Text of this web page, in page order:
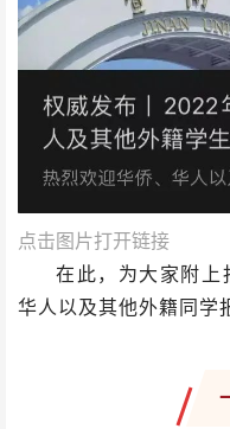
点击图片打开链接
在此，为大家附上
华人以及其他外籍同学